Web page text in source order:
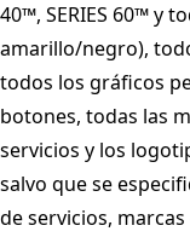
40™, SERIES 60™ y
amarillo/negro),
todos los gráficos
botones, todas las
servicios y los
salvo que se
de servicios,